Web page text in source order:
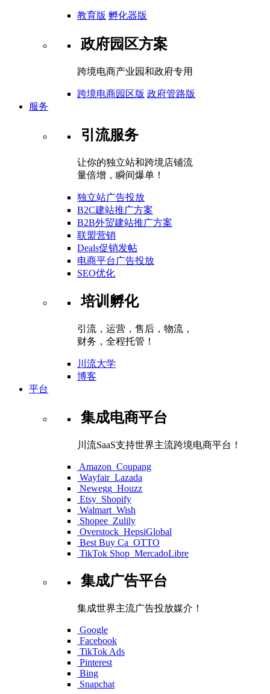
教育版 孵化器版
政府园区方案
跨境电商产业园和政府专用
跨境电商园区版 政府管路版
服务
引流服务
让你的独立站和跨境店铺流
量倍增，瞬间爆单！
独立站广告投放
B2C建站推广方案
B2B外贸建站推广方案
联盟营销
Deals促销发帖
电商平台广告投放
SEO优化
培训孵化
引流，运营，售后，物流，
财务，全程托管！
川流大学
博客
平台
集成电商平台
川流SaaS支持世界主流跨境电商平台！
Amazon Coupang
Wayfair Lazada
Newegg Houzz
Etsy Shopify
Walmart Wish
Shopee Zulily
Overstock HepsiGlobal
Best Buy Ca OTTO
TikTok Shop MercadoLibre
集成广告平台
集成世界主流广告投放媒介！
Google
Facebook
TikTok Ads
Pinterest
Bing
Snapchat